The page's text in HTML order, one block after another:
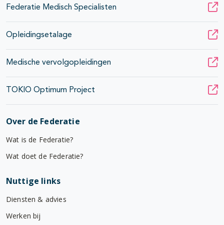
Federatie Medisch Specialisten
Opleidingsetalage
Medische vervolgopleidingen
TOKIO Optimum Project
Over de Federatie
Wat is de Federatie?
Wat doet de Federatie?
Nuttige links
Diensten & advies
Werken bij